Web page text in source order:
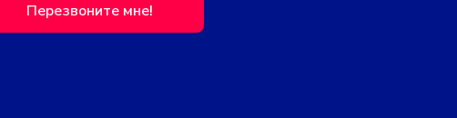
Перезвоните мне!